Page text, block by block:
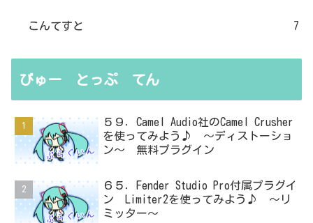
こんてすと 7
びゅー とっぷ てん
５９．Camel Audio社のCamel Crusher
を使ってみよう♪ ～ディストーショ
ン～ 無料プラグイン
６５．Fender Studio Pro付属プラグイ
ン Limiter2を使ってみよう♪ ～リ
ミッター～